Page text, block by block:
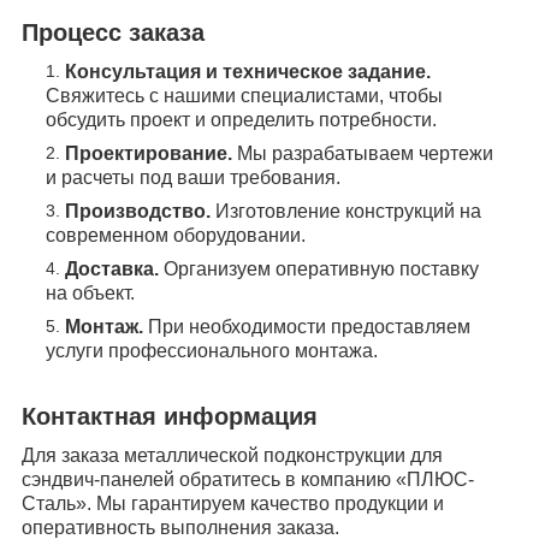
Процесс заказа
Консультация и техническое задание.
Свяжитесь с нашими специалистами, чтобы
обсудить проект и определить потребности.
Проектирование. Мы разрабатываем чертежи
и расчеты под ваши требования.
Производство. Изготовление конструкций на
современном оборудовании.
Доставка. Организуем оперативную поставку
на объект.
Монтаж. При необходимости предоставляем
услуги профессионального монтажа.
Контактная информация
Для заказа металлической подконструкции для
сэндвич-панелей обратитесь в компанию «ПЛЮС-
Сталь». Мы гарантируем качество продукции и
оперативность выполнения заказа.